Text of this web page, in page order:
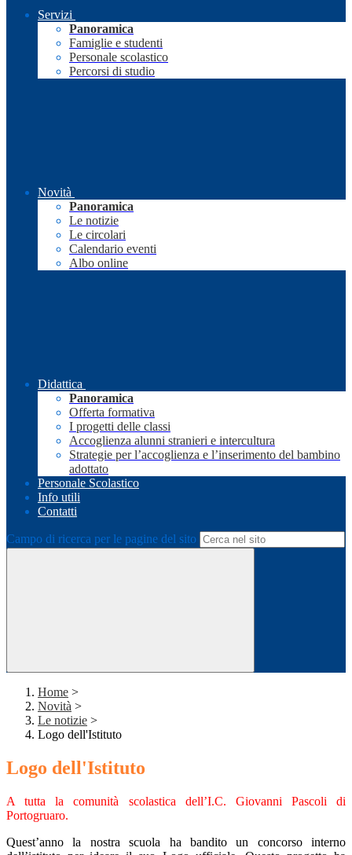
Servizi
Panoramica
Famiglie e studenti
Personale scolastico
Percorsi di studio
Novità
Panoramica
Le notizie
Le circolari
Calendario eventi
Albo online
Didattica
Panoramica
Offerta formativa
I progetti delle classi
Accoglienza alunni stranieri e intercultura
Strategie per l’accoglienza e l’inserimento del bambino
adottato
Personale Scolastico
Info utili
Contatti
Campo di ricerca per le pagine del sito
Home >
Novità >
Le notizie >
Logo dell'Istituto
Logo dell'Istituto
A tutta la comunità scolastica dell’I.C. Giovanni Pascoli di
Portogruaro.
Quest’anno la nostra scuola ha bandito un concorso interno